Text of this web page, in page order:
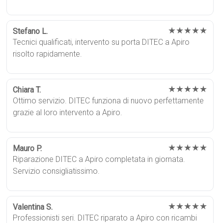
Stefano L. ★★★★★
Tecnici qualificati, intervento su porta DITEC a Apiro
risolto rapidamente.
Chiara T. ★★★★★
Ottimo servizio. DITEC funziona di nuovo perfettamente
grazie al loro intervento a Apiro.
Mauro P. ★★★★★
Riparazione DITEC a Apiro completata in giornata.
Servizio consigliatissimo.
Valentina S. ★★★★★
Professionisti seri. DITEC riparato a Apiro con ricambi